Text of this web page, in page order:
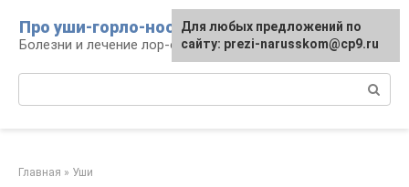
контенту
Про уши-горло-нос
Болезни и лечение лор-органов
Главная » Уши
Для любых предложений по
сайту: prezi-narusskom@cp9.ru